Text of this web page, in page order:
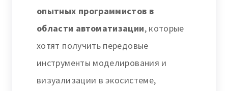
опытных программистов в
области автоматизации, которые
хотят получить передовые
инструменты моделирования и
визуализации в экосистеме,